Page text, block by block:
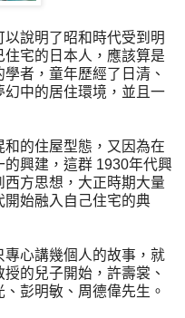
說明了昭和時代受到明
宅的日本人，應該算是
者，童年歷經了日清、
幻中的居住環境，並且一
的住屋型態，又因為在
興建，這群 1930年代興
方思想，大正時期大量
開始融入自己住宅的典
心講幾個人的故事，就
的兒子開始，許壽裳、
彭明敏、周德偉先生。